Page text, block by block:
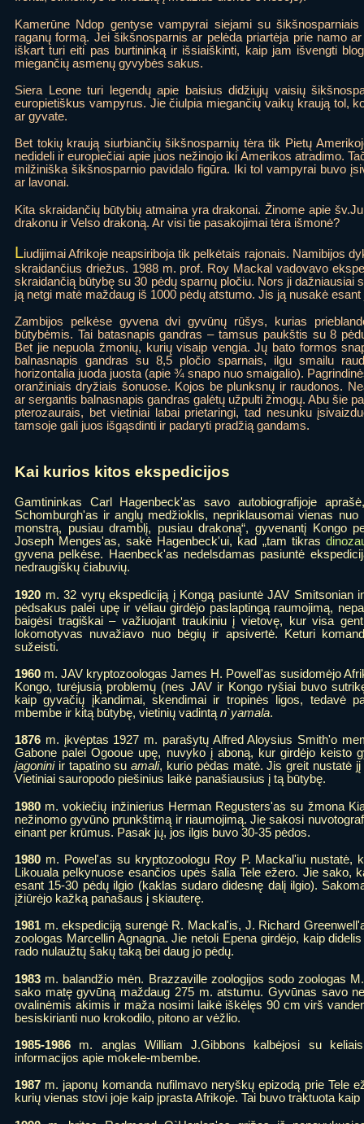
Kamerūne Ndop gentyse vampyrai siejami su
raganų formą. Jei šikšnosparnis ar pelėda priartėja prie namo
iškart turi eiti pas burtininką ir išsiaiškinti, kaip jam išvengti
miegančių asmenų gyvybės sakus.
Siera Leone turi legendų apie baisius didžiųjų vaisių
europietiškus vampyrus. Jie čiulpia miegančių vaikų kraują tol,
ar gyvate.
Bet tokių kraują siurbiančių šikšnosparnių tėra tik Pietų
nedideli ir europiečiai apie juos nežinojo iki Amerikos atradimo.
milžiniška šikšnosparnio pavidalo figūra. Iki tol vampyrai buvo
ar lavonai.
Kita skraidančių būtybių atmaina yra drakonai. Žinome apie
drakonu ir Velso drakoną. Ar visi tie pasakojimai tėra išmonė?
Liudijimai Afrikoje neapsiriboja tik pelkėtais rajonais. Namibijos
skraidančius driežus. 1988 m. prof. Roy Mackal vadovavo
skraidančią būtybę su 30 pėdų sparnų pločiu. Nors ji dažniausiai
ją netgi matė maždaug iš 1000 pėdų atstumo. Jis ją nusakė
Zambijos pelkėse gyvena dvi gyvūnų rūšys, kurias
būtybėmis. Tai batasnapis gandras – tamsus paukštis su 8
Bet jie nepuola žmonių, kurių visaip vengia. Jų bato formos
balnasnapis gandras su 8,5 pločio sparnais, ilgu smailu
horizontalia juoda juosta (apie ¾ snapo nuo smaigalio).
oranžiniais dryžiais šonuose. Kojos be plunksnų ir raudonos.
ar sergantis balnasnapis gandras galėtų užpulti žmogų. Abu šie
pterozaurais, bet vietiniai labai prietaringi, tad nesunku
tamsoje gali juos išgąsdinti ir padaryti pradžią gandams.
Kai kurios kitos ekspedicijos
Gamtininkas Carl Hagenbeck'as savo autobiografijoje
Schomburgh'as ir anglų medžioklis, nepriklausomai vienas
monstrą, pusiau dramblį, pusiau drakoną“, gyvenantį Kongo
Joseph Menges'as, sakė Hagenbeck'ui, kad „tam tikras
gyvena pelkėse. Haenbeck'as nedelsdamas pasiuntė
nedraugiškų čiabuvių.
1920 m. 32 vyrų ekspediciją į Kongą pasiuntė JAV Smitsonian
pėdsakus palei upę ir vėliau girdėjo paslaptingą raumojimą,
baigėsi tragiškai – važiuojant traukiniu į vietovę, kur visa
lokomotyvas nuvažiavo nuo bėgių ir apsivertė. Keturi
sužeisti.
1960 m. JAV kryptozoologas James H. Powell'as susidomėjo
Kongo, turėjusią problemų (nes JAV ir Kongo ryšiai buvo
kaip gyvačių įkandimai, skendimai ir tropinės ligos, tedavė
mbembe ir kitą būtybę, vietinių vadintą n`yamala.
1876 m. įkvėptas 1927 m. parašytų Alfred Aloysius Smith'o
Gabone palei Ogooue upę, nuvyko į aboną, kur girdėjo keisto
jagoniniir tapatino suamali, kurio pėdas matė. Jis greit nustatė
Vietiniai sauropodo piešinius laikė panašiausius į tą būtybę.
1980 m. vokiečių inžinierius Herman Regusters'as su žmona
nežinomo gyvūno prunkštimą ir riaumojimą. Jie sakosi
einant per krūmus. Pasak jų, jos ilgis buvo 30-35 pėdos.
1980 m. Powel'as su kryptozoologu Roy P. Mackal'iu nustatė,
Likouala pelkynuose esančios upės šalia Tele ežero. Jie sako,
esant 15-30 pėdų ilgio (kaklas sudaro didesnę dalį ilgio).
įžiūrėjo kažką panašaus į skiauterę.
1981 m. ekspediciją surengė R. Mackal'is, J. Richard
zoologas Marcellin Agnagna. Jie netoli Epena girdėjo, kaip
rado nulaužtų šakų taką bei daug jo pėdų.
1983 m. balandžio mėn. Brazzaville zoologijos sodo zoologas
sako matę gyvūną maždaug 275 m. atstumu. Gyvūnas savo
ovalinėmis akimis ir maža nosimi laikė iškėlęs 90 cm virš
besiskirianti nuo krokodilo, pitono ar vėžlio.
1985-1986 m. anglas William J.Gibbons kalbėjosi su
informacijos apie mokele-mbembe.
1987 m. japonų komanda nufilmavo neryškų epizodą prie Tele
kurių vienas stovi joje kaip įprasta Afrikoje. Tai buvo traktuota